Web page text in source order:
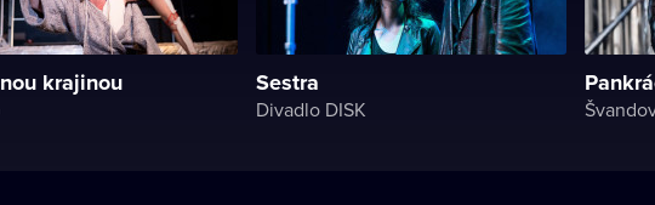
krajinou Sestra
Divadlo DISK